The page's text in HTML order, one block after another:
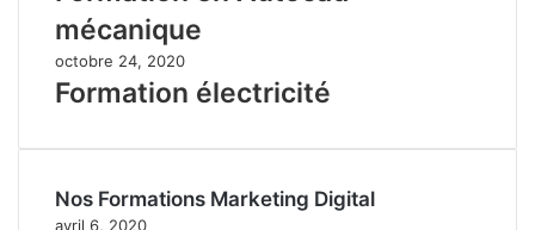
mécanique
octobre 24, 2020
Formation électricité
Nos Formations Marketing Digital
avril 6, 2020